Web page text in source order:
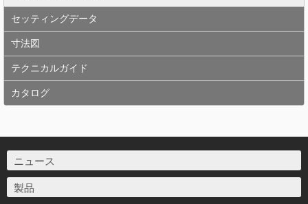
セッティングデータ
寸法図
テクニカルガイド
カタログ
ニュース
製品